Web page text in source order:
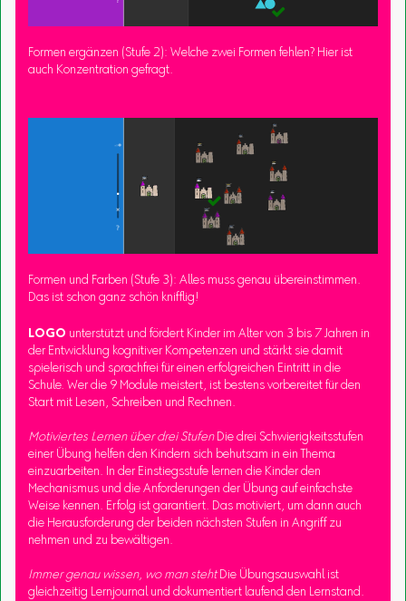
Formen ergänzen (Stufe 2): Welche zwei Formen fehlen? Hier ist
auch Konzentration gefragt.
Formen und Farben (Stufe 3): Alles muss genau übereinstimmen.
Das ist schon ganz schön knifflig!
LOGO unterstützt und fördert Kinder im Alter von 3 bis 7 Jahren in
der Entwicklung kognitiver Kompetenzen und stärkt sie damit
spielerisch und sprachfrei für einen erfolgreichen Eintritt in die
Schule. Wer die 9 Module meistert, ist bestens vorbereitet für den
Start mit Lesen, Schreiben und Rechnen.
Motiviertes Lernen über drei StufenDie drei Schwierigkeitsstufen
einer Übung helfen den Kindern sich behutsam in ein Thema
einzuarbeiten. In der Einstiegsstufe lernen die Kinder den
Mechanismus und die Anforderungen der Übung auf einfachste
Weise kennen. Erfolg ist garantiert. Das motiviert, um dann auch
die Herausforderung der beiden nächsten Stufen in Angriff zu
nehmen und zu bewältigen.
Immer genau wissen, wo man stehtDie Übungsauswahl ist
gleichzeitig Lernjournal und dokumentiert laufend den Lernstand.